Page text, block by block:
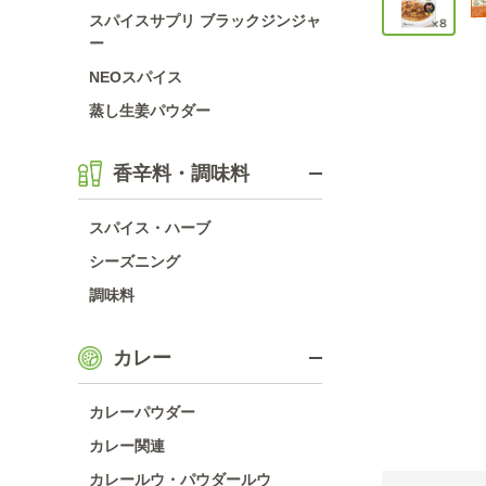
スパイスサプリ ブラックジンジャ
ー
NEOスパイス
蒸し生姜パウダー
香辛料・調味料
スパイス・ハーブ
シーズニング
調味料
カレー
カレーパウダー
カレー関連
カレールウ・パウダールウ